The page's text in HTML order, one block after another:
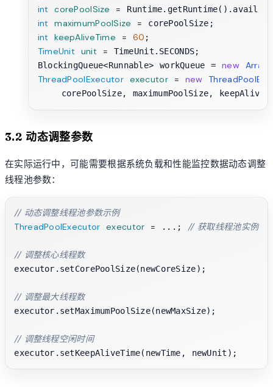
int
corePoolSize =
int maximumPoolSize =
int keepAliveTime = 60
TimeUnit unit = TimeUnit.SECONDS;
BlockingQueue<Runnable> workQueue = new
ThreadPoolExecutor executor = new
3.2 动态调整参数
在实际运行中，可能需要根据系统负载和性能监控数据动态调整
线程池参数：
// 动态调整线程池参数示例
ThreadPoolExecutor executor = ...; // 获取线程池实例
// 调整核心线程数
executor.setCorePoolSize(newCoreSize);
// 调整最大线程数
executor.setMaximumPoolSize(newMaxSize);
// 调整线程空闲时间